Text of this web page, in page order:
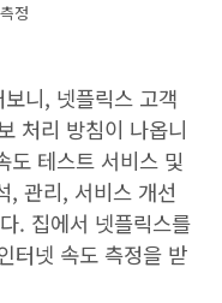
정
니, 넷플릭스 고객
처리 방침이 나옵니
도 테스트 서비스 및
, 관리, 서비스 개선
. 집에서 넷플릭스를
터넷 속도 측정을 받